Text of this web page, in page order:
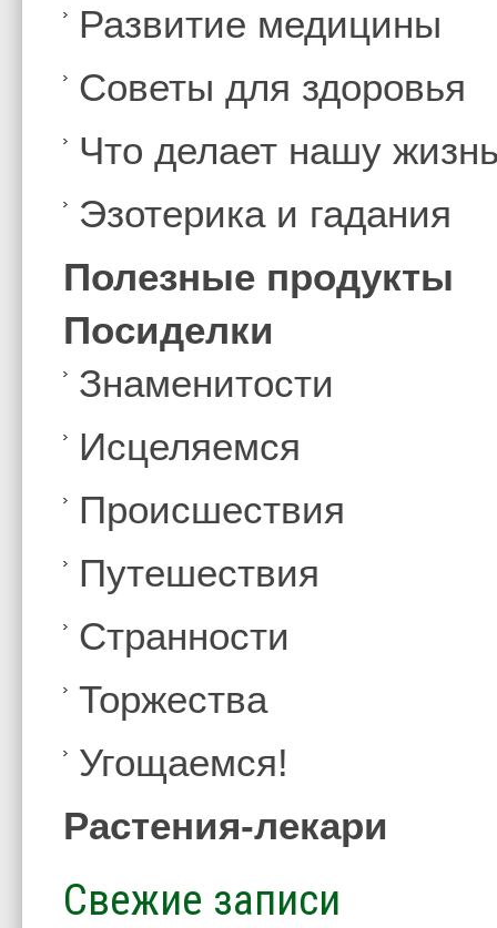
Развитие медицины
Советы для здоровья
Что делает нашу
Эзотерика и гадания
Полезные продукты
Посиделки
Знаменитости
Иcцеляемся
Происшествия
Путешествия
Странности
Торжества
Угощаемся!
Растения-лекари
Свежие записи